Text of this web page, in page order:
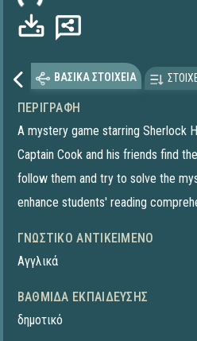
ΒΑΣΙΚΑ ΣΤΟΙΧΕΙΑ
ΠΕΡΙΓΡΑΦΉ
A mystery game starring Sherlock
Captain Cook and his friends find
follow them and try to solve the
enhance students' reading
ΓΝΩΣΤΙΚΌ ΑΝΤΙΚΕΊΜΕΝΟ
Αγγλικά
ΒΑΘΜΊΔΑ ΕΚΠΑΊΔΕΥΣΗΣ
δημοτικό